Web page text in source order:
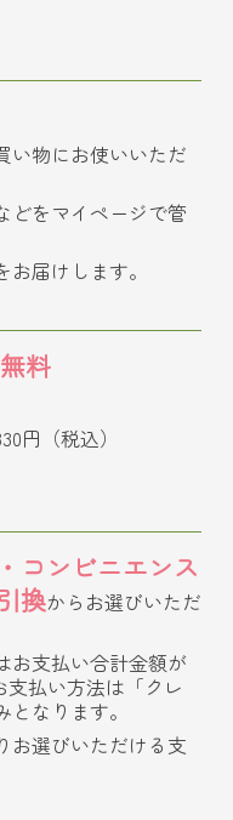
い物にお使いいただ
どをマイページで管
届けします。
料
円（税込）
コンビニエンス
換からお選びいただ
お支払い合計金額が
払い方法は「クレ
なります。
お選びいただける支